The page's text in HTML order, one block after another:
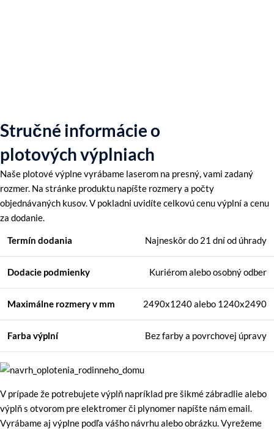
Stručné informácie o
plotových výplniach
Naše plotové výplne vyrábame laserom na presný, vami zadaný
rozmer. Na stránke produktu napíšte rozmery a počty
objednávaných kusov. V pokladni uvidíte celkovú cenu výplní a cenu
za dodanie.
Termín dodania Najneskôr do 21 dní od úhrady
Dodacie podmienky Kuriérom alebo osobný odber
Maximálne rozmeryv mm 2490x1240 alebo 1240x2490
Farba výplní Bez farby a povrchovej úpravy
V prípade že potrebujete výplň napríklad pre šikmé zábradlie alebo
výplň s otvorom pre elektromer či plynomer napíšte nám email.
Vyrábame aj výplne podľa vášho návrhu alebo obrázku. Vyrežeme